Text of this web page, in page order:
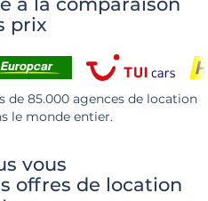
prix
de 85.000 agences de location
le monde entier.
vous
offres de location